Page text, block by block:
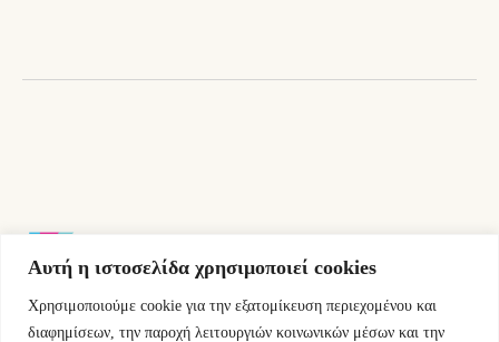
Αυτή η ιστοσελίδα χρησιμοποιεί cookies
Χρησιμοποιούμε cookie για την εξατομίκευση περιεχομένου και
διαφημίσεων, την παροχή λειτουργιών κοινωνικών μέσων και την
Εμμ.Μπενάκη 76 10681 Αθήνα Ελλάδα.